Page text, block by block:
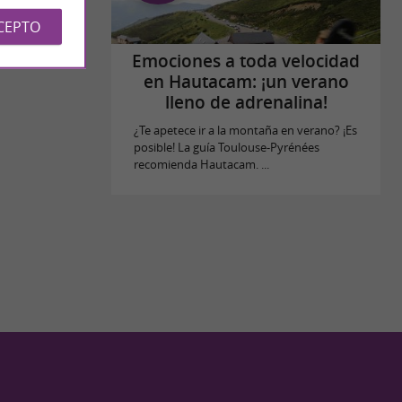
Emociones a toda velocidad
en Hautacam: ¡un verano
lleno de adrenalina!
¿Te apetece ir a la montaña en verano? ¡Es
posible! La guía Toulouse-Pyrénées
recomienda Hautacam. ...